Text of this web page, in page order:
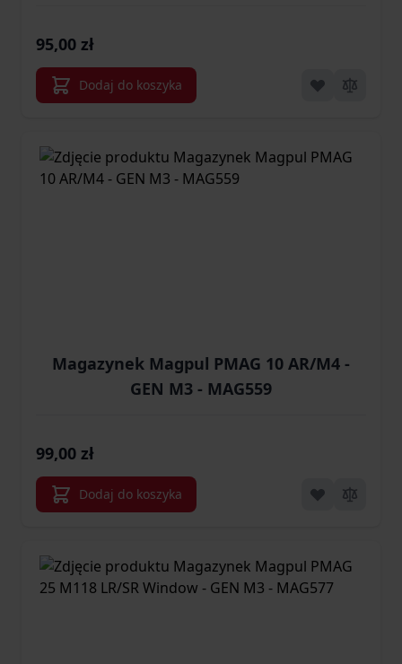
95,00 zł
Dodaj do koszyka
Magazynek Magpul PMAG 10 AR/M4 -
GEN M3 - MAG559
99,00 zł
Dodaj do koszyka